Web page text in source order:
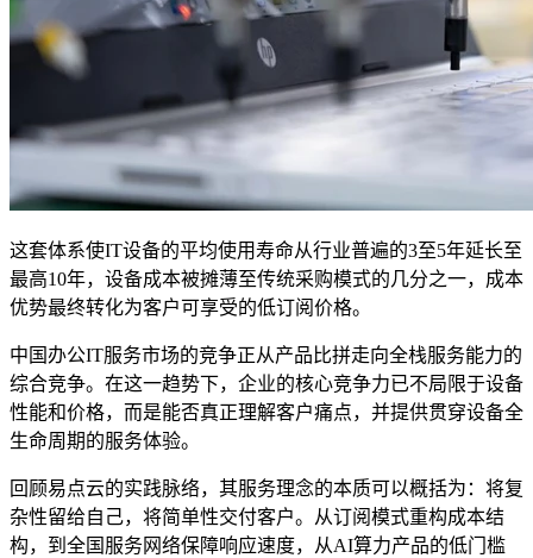
这套体系使IT设备的平均使用寿命从行业普遍的3至5年延长至
最高10年，设备成本被摊薄至传统采购模式的几分之一，成本
优势最终转化为客户可享受的低订阅价格。
中国办公IT服务市场的竞争正从产品比拼走向全栈服务能力的
综合竞争。在这一趋势下，企业的核心竞争力已不局限于设备
性能和价格，而是能否真正理解客户痛点，并提供贯穿设备全
生命周期的服务体验。
回顾易点云的实践脉络，其服务理念的本质可以概括为：将复
杂性留给自己，将简单性交付客户。从订阅模式重构成本结
构，到全国服务网络保障响应速度，从AI算力产品的低门槛